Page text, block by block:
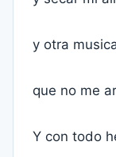
y otra
que no me
Y con todo